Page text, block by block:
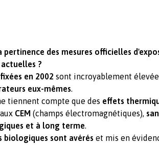
pertinence des mesures officielles
?
en 2002 sont incroyablement
eux-mêmes.
tiennent compte que des effets
CEM (champs électromagnétiques),
et à long terme.
biologiques sont avérés et mis en